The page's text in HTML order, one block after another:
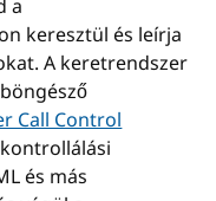
a
keresztül és leírja
A keretrendszer
Call Control
és más